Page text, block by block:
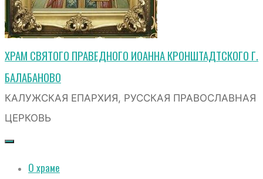
ХРАМ СВЯТОГО ПРАВЕДНОГО ИОАННА КРОНШТАДТСКОГО Г.
БАЛАБАНОВО
КАЛУЖСКАЯ ЕПАРХИЯ, РУССКАЯ ПРАВОСЛАВНАЯ
ЦЕРКОВЬ
О храме